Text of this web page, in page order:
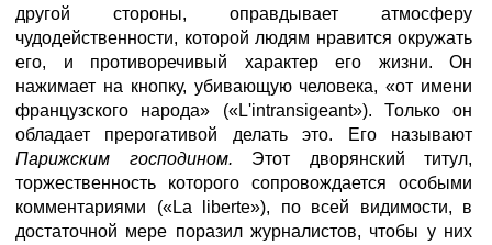
другой стороны, оправдывает атмосферу
чудодейственности, которой людям нравится окружать
его, и противоречивый характер его жизни. Он
нажимает на кнопку, убивающую человека, «от имени
французского народа» («L'intransigeant»). Только он
обладает прерогативой делать это. Его называют
Парижским господином. Этот дворянский титул,
торжественность которого сопровождается особыми
комментариями («La liberte»), по всей видимости, в
достаточной мере поразил журналистов, чтобы у них